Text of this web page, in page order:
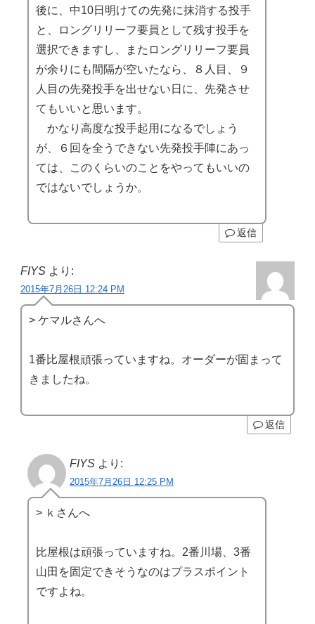
後に、中10日明けての先発に抹消する投手
と、ロングリリーフ要員として残す投手を
選択できますし、またロングリリーフ要員
が余りにも間隔が空いたなら、８人目、９
人目の先発投手を出せない日に、先発させ
てもいいと思います。
かなり高度な投手起用になるでしょう
が、６回を全うできない先発投手陣にあっ
ては、このくらいのことをやってもいいの
ではないでしょうか。
返信
FIYS より:
2015年7月26日 12:24 PM
> ケマルさんへ
1番比屋根頑張っていますね。オーダーが固まって
きましたね。
返信
FIYS より:
2015年7月26日 12:25 PM
> ｋさんへ
比屋根は頑張っていますね。2番川場、3番
山田を固定できそうなのはプラスポイント
ですよね。